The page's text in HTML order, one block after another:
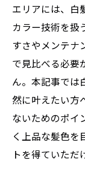
エリアには、白
カラー技術を扱
すさやメンテナ
で見比べる必要
ん。本記事では
然に叶えたい方
ないためのポイ
く上品な髪色を
トを得ていただ